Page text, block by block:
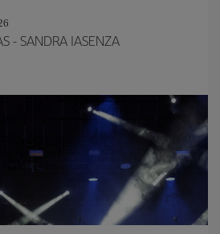
- SANDRA IASENZA